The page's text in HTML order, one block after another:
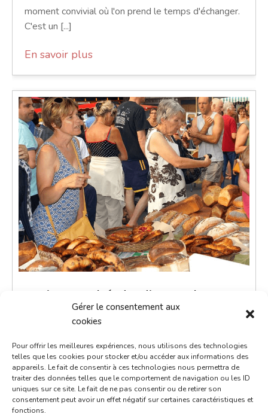
Gérer le consentement aux
cookies
Pour offrir les meilleures expériences, nous utilisons des technologies
telles que les cookies pour stocker et/ou accéder aux informations des
appareils. Le fait de consentir à ces technologies nous permettra de
traiter des données telles que le comportement de navigation ou les ID
uniques sur ce site. Le fait de ne pas consentir ou de retirer son
consentement peut avoir un effet négatif sur certaines caractéristiques et
fonctions.
moment convivial où l'on prend le temps d'échanger.
C'est un [...]
En savoir plus
Petit marché du dimanche
8 septembre 2030
Place de la République
Marchés
Le petit marché du dimanche est un moment de